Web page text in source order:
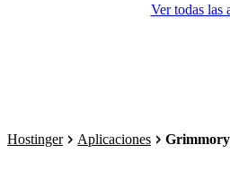
Ver todas las
Hostinger Aplicaciones Grimmory